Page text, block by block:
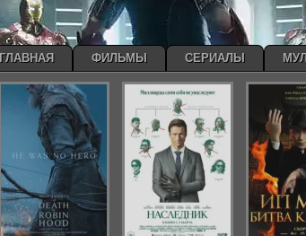
ГЛАВНАЯ ФИЛЬМЫ СЕРИАЛЫ